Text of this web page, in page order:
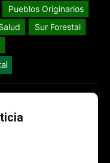
Pueblos Originarios
Sur Forestal